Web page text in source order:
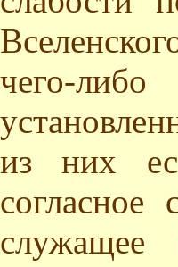
чего-
из них
согласное